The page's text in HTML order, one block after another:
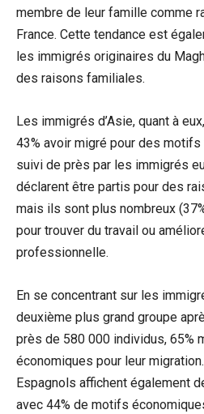
membre de leur famille comme
France. Cette tendance est
les immigrés originaires du
des raisons familiales.
Les immigrés d’Asie, quant à
43% avoir migré pour des
suivi de près par les immigrés
déclarent être partis pour des
mais ils sont plus nombreux
pour trouver du travail ou
professionnelle.
En se concentrant sur les
deuxième plus grand groupe
près de 580 000 individus, 65%
économiques pour leur
Espagnols affichent également
avec 44% de motifs